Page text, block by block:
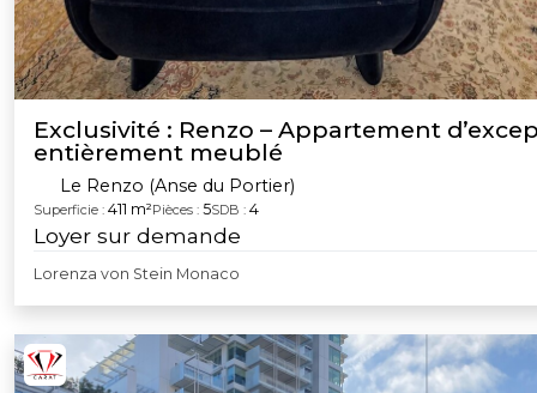
Exclusivité : Renzo – Appartement
entièrement meublé
Le Renzo (Anse du Portier)
Superficie : 411 m²Pièces : 5SDB : 4
Loyer sur demande
Lorenza von Stein Monaco